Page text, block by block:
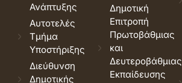
Ανάπτυξης
Αυτοτελές
Τμήμα
Υποστήριξης
Διεύθυνση
Δημοτικής
Δημοτική
Επιτροπή
Πρωτοβάθμιας
και
Δευτεροβάθμιας
Εκπαίδευσης